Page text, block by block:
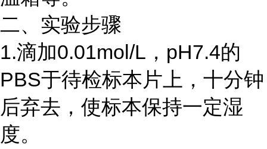
二、实验步骤
1.滴加0.01mol/L，pH7.4的
PBS于待检标本片上，十分钟
后弃去，使标本保持一定湿
度。